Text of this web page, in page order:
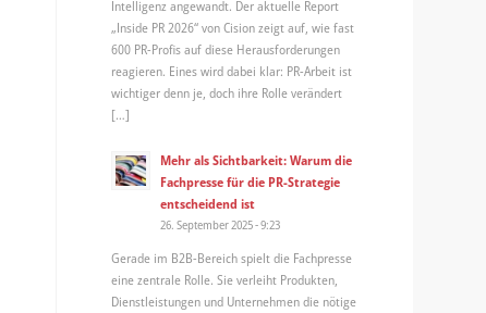
Intelligenz angewandt. Der aktuelle Report
„Inside PR 2026“ von Cision zeigt auf, wie fast
600 PR-Profis auf diese Herausforderungen
reagieren. Eines wird dabei klar: PR-Arbeit ist
wichtiger denn je, doch ihre Rolle verändert
[…]
Mehr als Sichtbarkeit: Warum die
Fachpresse für die PR-Strategie
entscheidend ist
26. September 2025 - 9:23
Gerade im B2B-Bereich spielt die Fachpresse
eine zentrale Rolle. Sie verleiht Produkten,
Dienstleistungen und Unternehmen die nötige